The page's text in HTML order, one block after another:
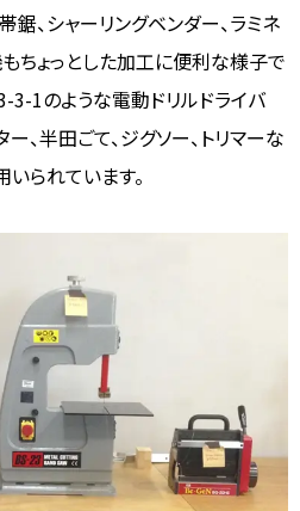
鋸、シャーリングベンダー、ラミネ
ちょっとした加工に便利な様子で
3-1のような電動ドリルドライバ
、半田ごて、ジグソー、トリマーな
られています。